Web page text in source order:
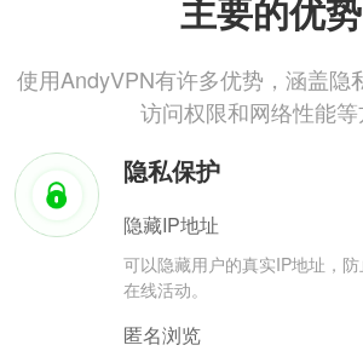
主要的优势
使用AndyVPN有许多优势，涵盖隐
访问权限和网络性能
隐私保护
隐藏IP地址
可以隐藏用户的真实IP地址，
在线活动。
匿名浏览